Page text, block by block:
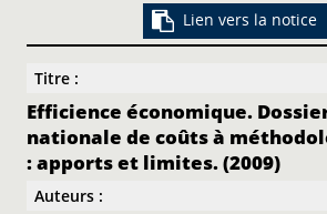
Lien vers la notice
Titre :
Efficience économique.
nationale de coûts à
: apports et limites. (2009)
Auteurs :